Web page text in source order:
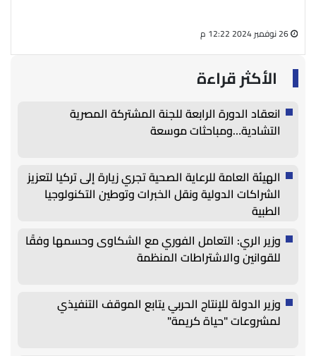
الأكثر قراءة
انعقاد الدورة الرابعة للجنة المشتركة المصرية
التشادية…ومباحثات موسعة
الهيئة العامة للرعاية الصحية تجري زيارة إلى تركيا لتعزيز
الشراكات الدولية ونقل الخبرات وتوطين التكنولوجيا
الطبية
وزير الري: التعامل الفوري مع الشكاوى وحسمها وفقًا
للقوانين والاشتراطات المنظمة
وزير الدولة للإنتاج الحربي يتابع الموقف التنفيذي
لمشروعات "حياة كريمة"